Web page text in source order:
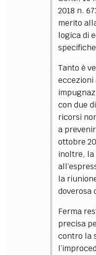
2018 n.
merito
logica di
Tanto è
con due
ricorsi
a
ottobre
inoltre, la
la
doverosa
Ferma
precisa
contro la